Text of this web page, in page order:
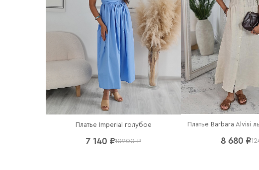
Платье Imperial голубое
7 140 ₽10200 ₽
Платье Barbara Alvisi
8 680 ₽